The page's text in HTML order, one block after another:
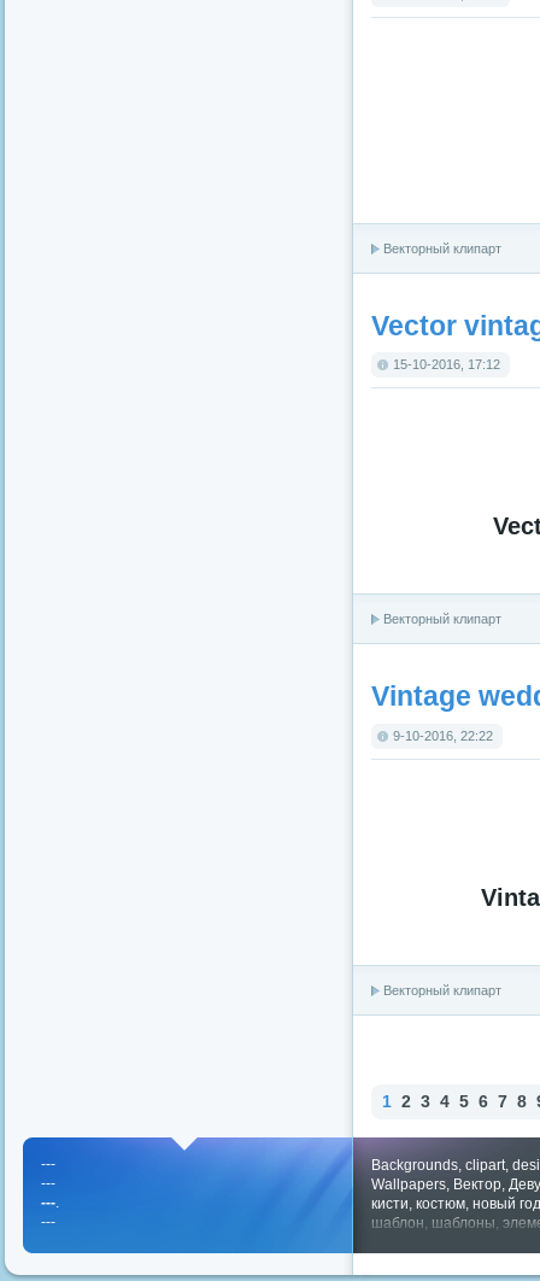
Векторный клипарт
Vector
15-10-2016, 17:12
Векторный клипарт
Vintage
9-10-2016, 22:22
Векторный клипарт
1 2 3 4 5 6 7 8
Backgrounds clipart
Wallpapers Вектор
кисти костюм новый год
шаблон шаблоны
---
---
---
---